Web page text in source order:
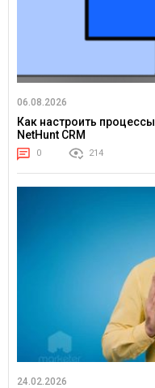
06.08.2026
Как настроить
NetHunt CRM
0 214
24.02.2026